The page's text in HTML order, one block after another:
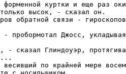
форменной куртки и еще раз
высок, - сказал он.
обратной связи -
- пробормотал Джосс,
- сказал Глиндоуэр,
весивший по крайней мере